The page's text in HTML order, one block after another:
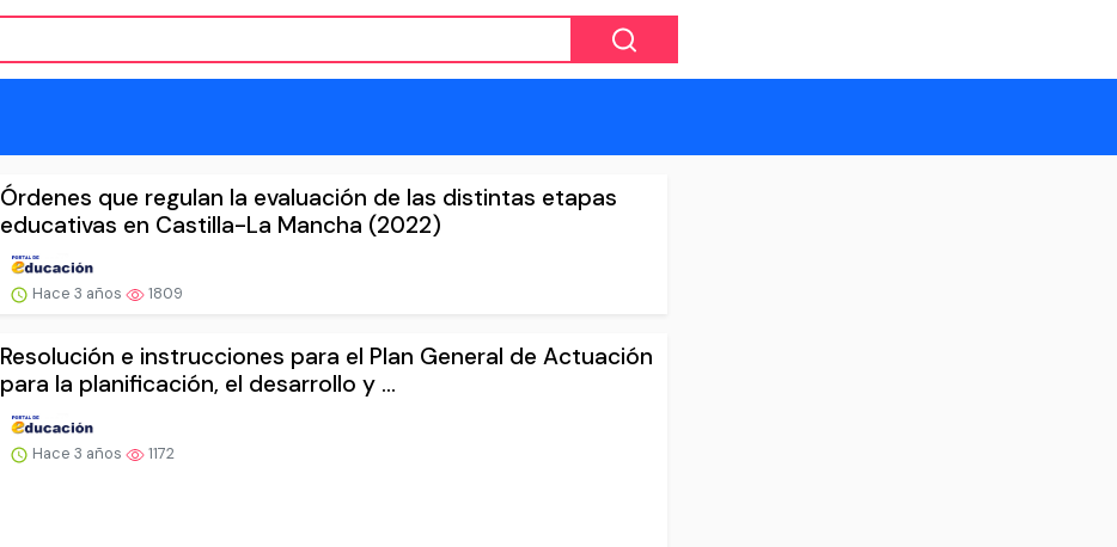
Órdenes que regulan la evaluación de las distintas etapas
educativas en Castilla-La Mancha (2022)
Hace 3 años 1809
Resolución e instrucciones para el Plan General de Actuación
para la planificación, el desarrollo y ...
Hace 3 años 1172